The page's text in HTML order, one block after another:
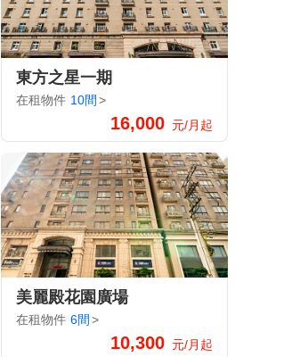
東方之星一期
在租物件 10間 >
16,000 元/月起
美麗殿花園廣場
在租物件 6間 >
10,300 元/月起